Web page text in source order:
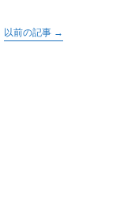
以前の記事 →